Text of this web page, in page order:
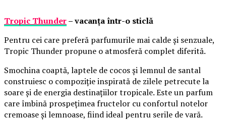
Tropic Thunder– vacanța într-o sticlă
Pentru cei care preferă parfumurile mai calde și senzuale,
Tropic Thunder propune o atmosferă complet diferită.
Smochina coaptă, laptele de cocos și lemnul de santal
construiesc o compoziție inspirată de zilele petrecute la
soare și de energia destinațiilor tropicale. Este un parfum
care îmbină prospețimea fructelor cu confortul notelor
cremoase și lemnoase, fiind ideal pentru serile de vară.